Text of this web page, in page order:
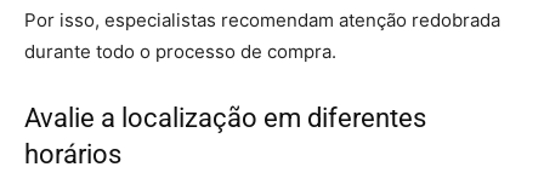
Por isso, especialistas recomendam atenção redobrada
durante todo o processo de compra.
Avalie a localização em diferentes
horários